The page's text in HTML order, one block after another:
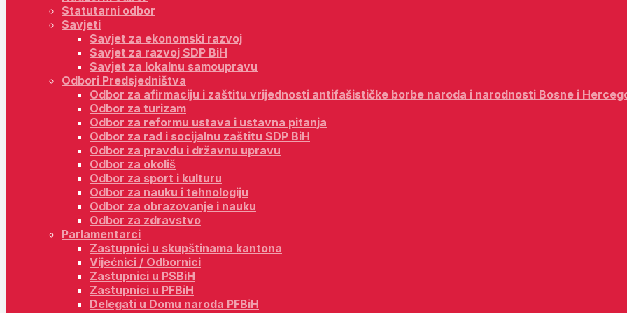
Statutarni odbor
Savjeti
Savjet za ekonomski razvoj
Savjet za razvoj SDP BiH
Savjet za lokalnu samoupravu
Odbori Predsjedništva
Odbor za afirmaciju i zaštitu vrijednosti antifašističke borbe naroda i narodnosti Bosne i
Odbor za turizam
Odbor za reformu ustava i ustavna pitanja
Odbor za rad i socijalnu zaštitu SDP BiH
Odbor za pravdu i državnu upravu
Odbor za okoliš
Odbor za sport i kulturu
Odbor za nauku i tehnologiju
Odbor za obrazovanje i nauku
Odbor za zdravstvo
Parlamentarci
Zastupnici u skupštinama kantona
Vijećnici / Odbornici
Zastupnici u PSBiH
Zastupnici u PFBiH
Delegati u Domu naroda PFBiH